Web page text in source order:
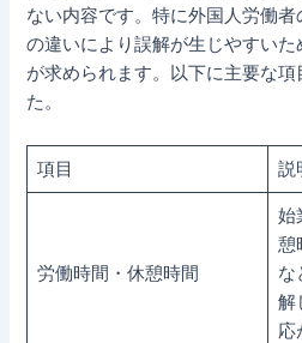
ない内容です。特に外国人労働
の違いにより誤解が生じやすい
が求められます。以下に主要な
た。
項目 説
労働時間・休憩時間
始
憩
な
解
応